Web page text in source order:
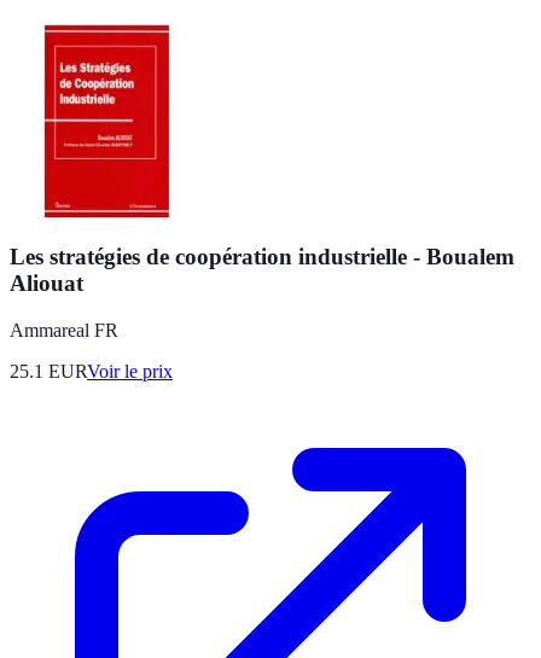
Les stratégies de coopération industrielle - Boualem
Aliouat
Ammareal FR
25.1 EURVoir le prix